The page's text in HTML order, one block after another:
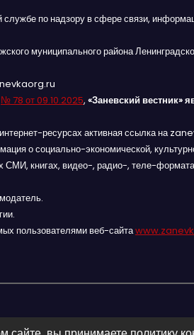
службе по надзору в сфере связи,
муниципального района
№ 78 от 09.10.2025, «Заневский вестник»
ресурсах активная ссылка на
о социально-экономической,
книгах, видео-, радио-, теле-
пользователями веб-сайта